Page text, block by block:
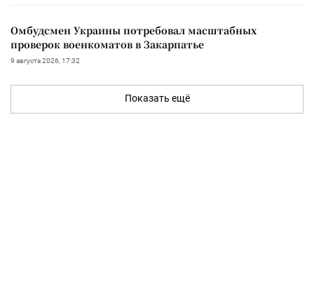
Омбудсмен Украины потребовал масштабных
проверок военкоматов в Закарпатье
9 августа 2026, 17:32
Показать ещё